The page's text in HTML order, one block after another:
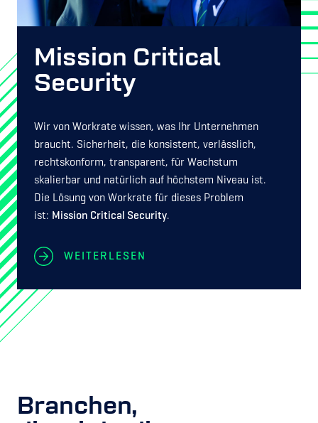
Mission Critical
Security
Wir von Workrate wissen, was Ihr Unternehmen
braucht. Sicherheit, die konsistent, verlässlich,
rechtskonform, transparent, für Wachstum
skalierbar und natürlich auf höchstem Niveau ist.
Die Lösung von Workrate für dieses Problem
ist: Mission Critical Security.
WEITERLESEN
Branchen,